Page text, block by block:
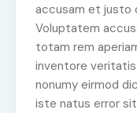
accusam et justo
Voluptatem
totam rem
inventore
nonumy eirmod
iste natus error